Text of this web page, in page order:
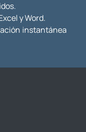
y Word.
instantánea